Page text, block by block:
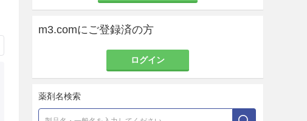
m3.comにご登録済の方
ログイン
薬剤名検索